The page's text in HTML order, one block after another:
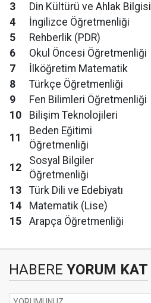
3
Din Kültürü ve Ahlak Bilgisi
4
İngilizce Öğretmenliği
5
Rehberlik (PDR)
6
Okul Öncesi Öğretmenliği
7
İlköğretim Matematik
8
Türkçe Öğretmenliği
9
Fen Bilimleri Öğretmenliği
10
Bilişim Teknolojileri
11
Beden Eğitimi
Öğretmenliği
12
Sosyal Bilgiler
Öğretmenliği
13
Türk Dili ve Edebiyatı
14
Matematik (Lise)
15
Arapça Öğretmenliği
HABERE YORUM KAT